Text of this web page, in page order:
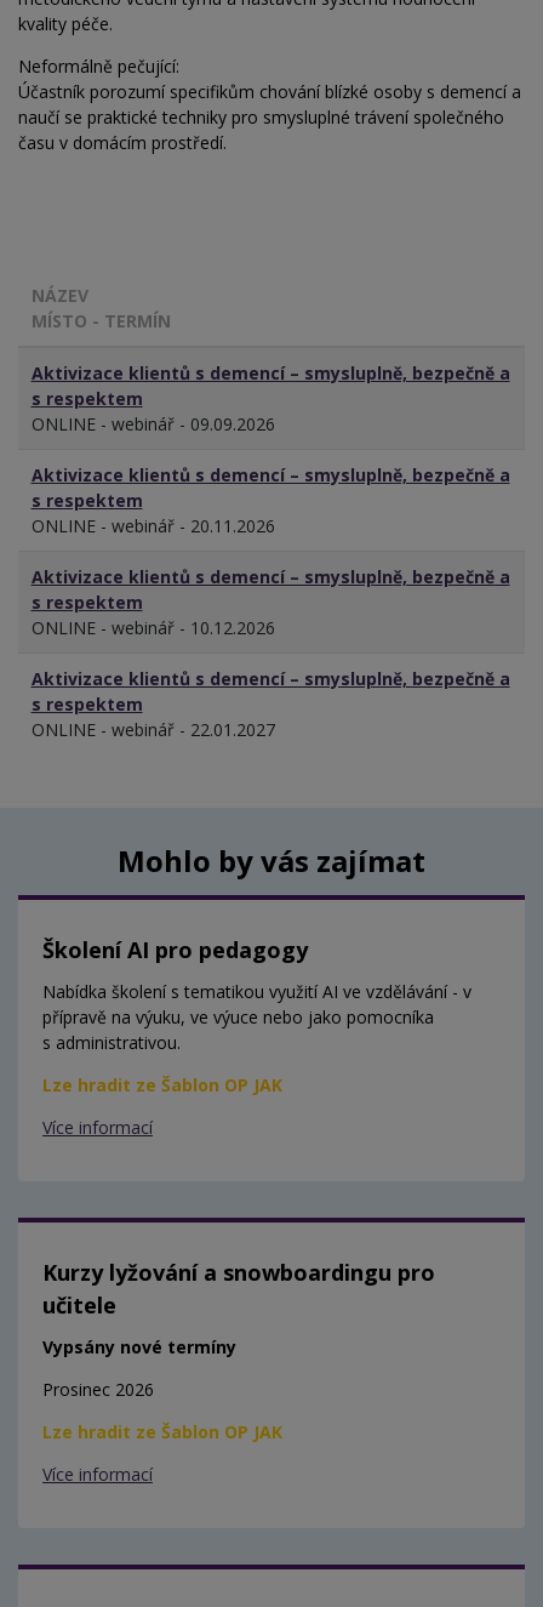
kvality péče.
Neformálně pečující:
Účastník porozumí specifikům chování blízké osoby s demencí a
naučí se praktické techniky pro smysluplné trávení společného
času v domácím prostředí.
NÁZEV
MÍSTO - TERMÍN
Aktivizace klientů s demencí – smysluplně, bezpečně a
s respektem
ONLINE - webinář - 09.09.2026
Aktivizace klientů s demencí – smysluplně, bezpečně a
s respektem
ONLINE - webinář - 20.11.2026
Aktivizace klientů s demencí – smysluplně, bezpečně a
s respektem
ONLINE - webinář - 10.12.2026
Aktivizace klientů s demencí – smysluplně, bezpečně a
s respektem
ONLINE - webinář - 22.01.2027
Mohlo by vás zajímat
Školení AI pro pedagogy
Nabídka školení s tematikou využití AI ve vzdělávání - v
přípravě na výuku, ve výuce nebo jako pomocníka
s administrativou.
Lze hradit ze Šablon OP JAK
Více informací
Kurzy lyžování a snowboardingu pro
učitele
Vypsány nové termíny
Prosinec 2026
Lze hradit ze Šablon OP JAK
Více informací